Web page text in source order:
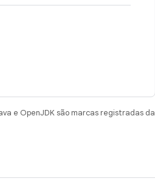
e OpenJDK são marcas registradas da